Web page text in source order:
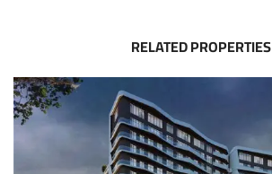
RELATED PROPERTIES